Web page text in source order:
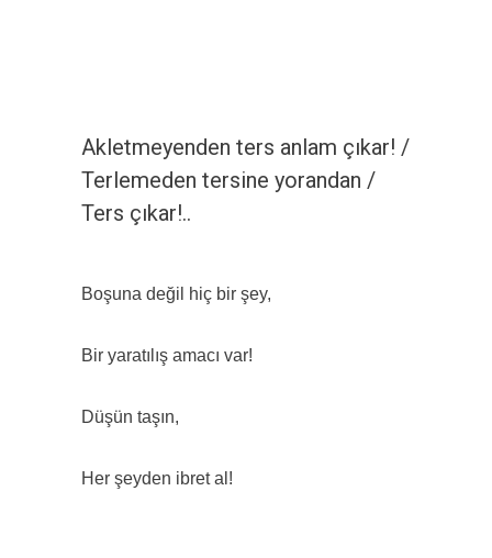
Akletmeyenden ters anlam çıkar! /
Terlemeden tersine yorandan /
Ters çıkar!..
Boşuna değil hiç bir şey,
Bir yaratılış amacı var!
Düşün taşın,
Her şeyden ibret al!